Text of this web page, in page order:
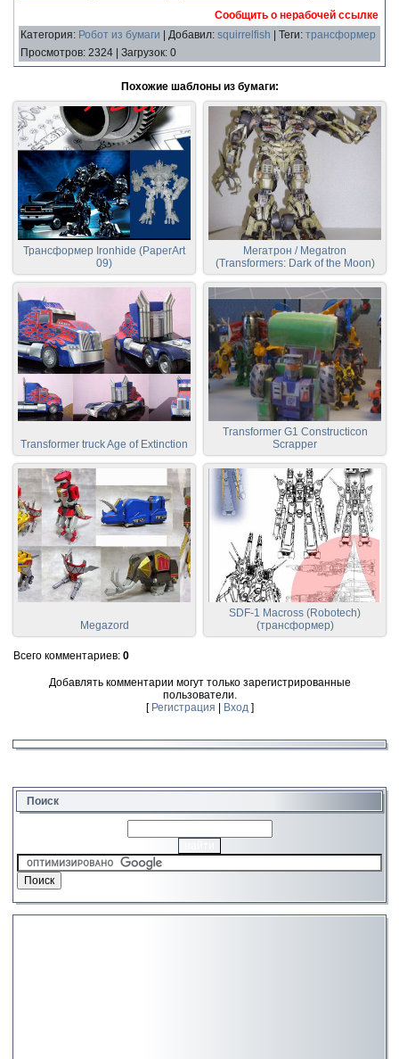
Сообщить о нерабочей ссылке
Категория: Робот из бумаги Добавил: squirrelfish Теги: трансформер
Просмотров: 2324 Загрузок: 0
Похожие шаблоны из бумаги:
Трансформер Ironhide (PaperArt
09)
Мегатрон / Megatron
(Transformers: Dark of the Moon)
Transformer truck Age of Extinction
Transformer G1 Constructicon
Scrapper
Megazord
SDF-1 Macross (Robotech)
(трансформер)
Всего комментариев: 0
Добавлять комментарии могут только зарегистрированные
пользователи.
[ Регистрация Вход]
Поиск